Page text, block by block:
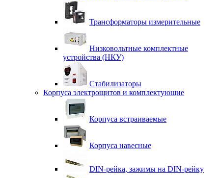
Трансформаторы измерительные
Низковольтные комплектные
устройства (НКУ)
Стабилизаторы
Корпуса электрощитов и комплектующие
Корпуса встраиваемые
Корпуса навесные
DIN-рейка, зажимы на DIN-рейку